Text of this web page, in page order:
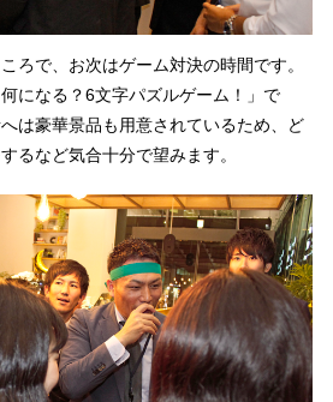
ろで、お次はゲーム対決の時間です。
になる？6文字パズルゲーム！」で
は豪華景品も用意されているため、ど
るなど気合十分で望みます。